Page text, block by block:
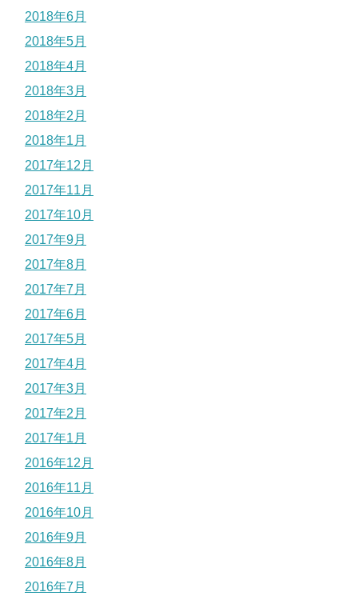
2018年6月
2018年5月
2018年4月
2018年3月
2018年2月
2018年1月
2017年12月
2017年11月
2017年10月
2017年9月
2017年8月
2017年7月
2017年6月
2017年5月
2017年4月
2017年3月
2017年2月
2017年1月
2016年12月
2016年11月
2016年10月
2016年9月
2016年8月
2016年7月